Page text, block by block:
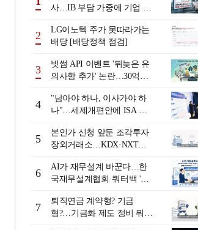
사…IB 부담 가중에 기업 자
2
LG이노텍 주가 못따라가는
배당 [배당정책 점검]
3
빗썸 API 이벤트 '뒤늦은 유
의사항 추가' 논란…30억원
발
4
"남아야 하나, 이사가야 하
나"…세제개편안에 ISA 투
5
본인가 신청 앞둔 조각투자
장외거래소…KDX·NXT컨
6
AI가 재무설계 바꾼다…한
국재무설계협회·쿼터백 '베
7
퇴직연금 계약형? 기금
형?…기금화 제도 정비 뭐길